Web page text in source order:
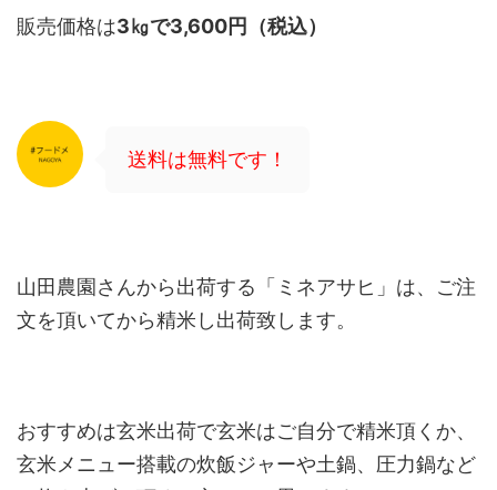
販売価格は3㎏で3,600円（税込）
送料は無料です！
山田農園さんから出荷する「ミネアサヒ」は、ご注
文を頂いてから精米し出荷致します。
おすすめは玄米出荷で玄米はご自分で精米頂くか、
玄米メニュー搭載の炊飯ジャーや土鍋、圧力鍋など